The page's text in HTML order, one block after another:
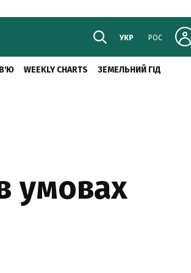
УКР РОС
WEEKLY CHARTS ЗЕМЕЛЬНИЙ ГІД
умовах